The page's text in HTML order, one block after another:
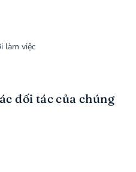
làm việc
đối tác của chúng